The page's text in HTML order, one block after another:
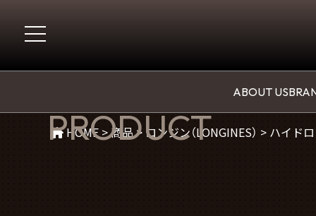
ABOUT US
PRODUCT
HOME>商品> ロンジン（LONGINES） > ハイドロ